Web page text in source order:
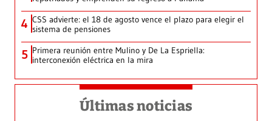
4 CSS advierte: el 18 de agosto vence el plazo para elegir el
sistema de pensiones
5 Primera reunión entre Mulino y De La Espriella:
interconexión eléctrica en la mira
Últimas noticias